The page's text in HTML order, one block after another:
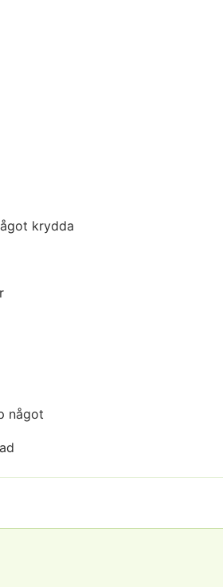
krydda
något